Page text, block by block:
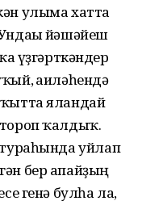
улыма хатта
йәшәйеш
үҙгәрткәндер
ғаиләһендә
яландай
тороп ҡалдыҡ.
тураһында уйлап
бер апайҙың
генә булһа ла,